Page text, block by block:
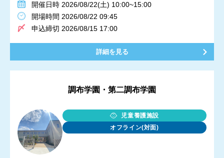
開催日時 2026/08/22(土) 10:00~15:00
開場時間 2026/08/22 09:45
申込締切 2026/08/15 17:00
詳細を見る
調布学園・第二調布学園
児童養護施設
オフライン(対面)